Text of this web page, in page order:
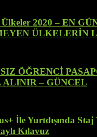
Ülkeler 2020 – EN
ÜLKELERİN
ÖĞRENCİ
ALINIR – GÜNCEL
İle Yurtdışında
Kılavuz